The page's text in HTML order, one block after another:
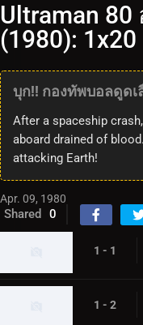
Ultraman
(1980): 1x20
บุก!! กองทัพบอลดูดเ
After a spaceship
aboard drained of
attacking Earth!
Apr. 09, 1980
Shared 0
1 - 1
1 - 2